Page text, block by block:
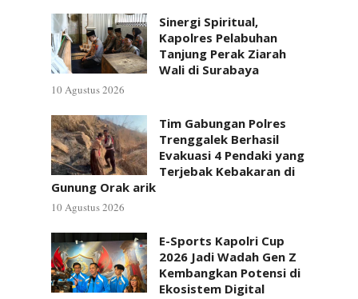
Sinergi Spiritual,
Kapolres Pelabuhan
Tanjung Perak Ziarah
Wali di Surabaya
10 Agustus 2026
Tim Gabungan Polres
Trenggalek Berhasil
Evakuasi 4 Pendaki yang
Terjebak Kebakaran di
Gunung Orak arik
10 Agustus 2026
E-Sports Kapolri Cup
2026 Jadi Wadah Gen Z
Kembangkan Potensi di
Ekosistem Digital